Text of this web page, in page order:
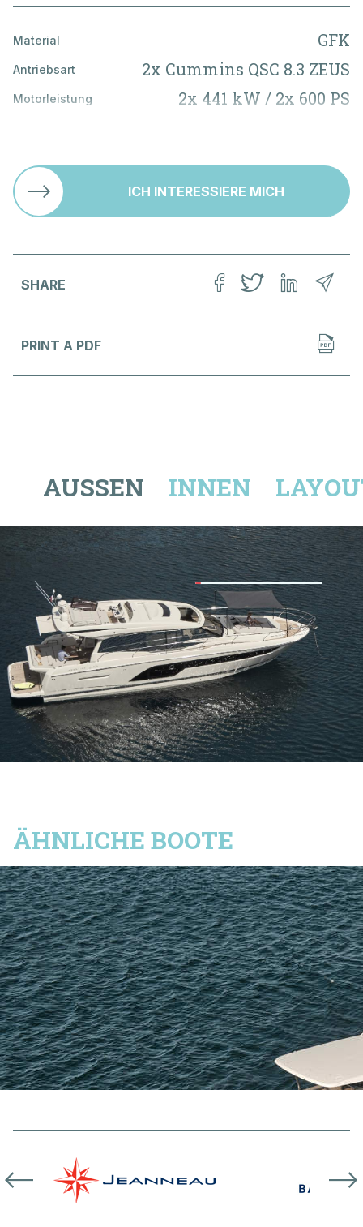
Ersatzteillager
AGB
Datenschutz
Unsere Partnerfirma
Name*
Adresse
PLZ*
Land*
02 KONTAKTANGABEN
E-Mail*
Telefon
Handy
03 BEMERKUNGEN
Bemerkung*
ABSCHICKEN
Material GFK
Antriebsart 2x Cummins QSC 8.3 ZEUS
Motorleistung 2x 441 kW / 2x 600 PS
Frischwassertank 760 l
ICH INTERESSIERE MICH
SHARE
PRINT A PDF
AUSSEN INNEN
ÄHNLICHE BOOTE